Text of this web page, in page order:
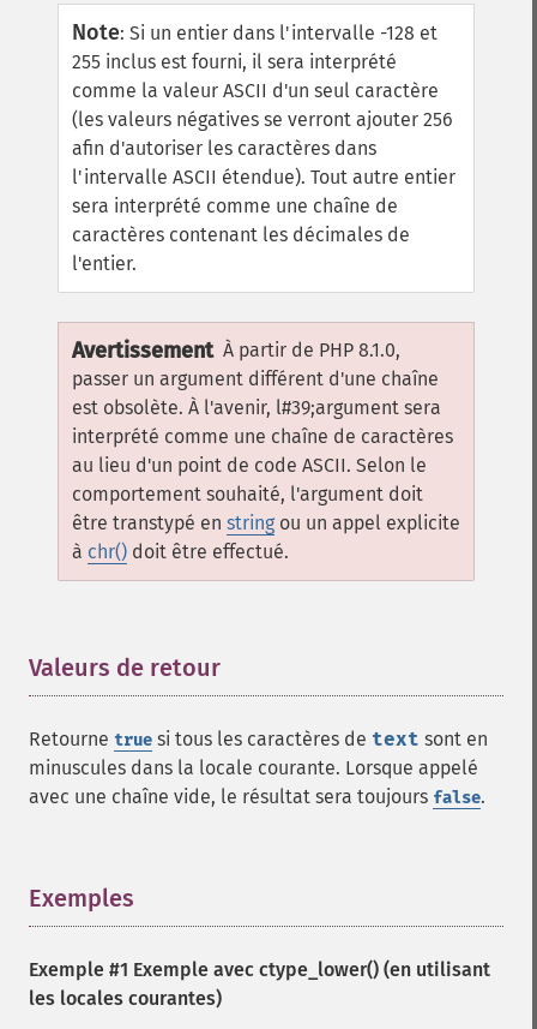
Note: Si un entier dans l'intervalle -128 et
255 inclus est fourni, il sera interprété
comme la valeur ASCII d'un seul caractère
(les valeurs négatives se verront ajouter 256
afin d'autoriser les caractères dans
l'intervalle ASCII étendue). Tout autre entier
sera interprété comme une chaîne de
caractères contenant les décimales de
l'entier.
Avertissement À partir de PHP 8.1.0,
passer un argument différent d'une chaîne
est obsolète. À l'avenir, l#39;argument sera
interprété comme une chaîne de caractères
au lieu d'un point de code ASCII. Selon le
comportement souhaité, l'argument doit
être transtypé en string ou un appel explicite
à chr() doit être effectué.
Valeurs de retour
Retourne true si tous les caractères de text sont en
minuscules dans la locale courante. Lorsque appelé
avec une chaîne vide, le résultat sera toujours false.
Exemples
Exemple #1 Exemple avec ctype_lower() (en utilisant
les locales courantes)